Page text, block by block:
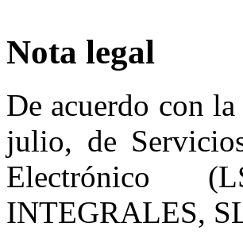
Nota legal
De acuerdo con
julio, de
Electrónico
INTEGRALES,